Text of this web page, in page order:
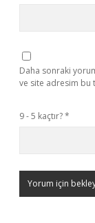
Daha sonraki
ve site adresim bu
9 - 5 kaçtır?*